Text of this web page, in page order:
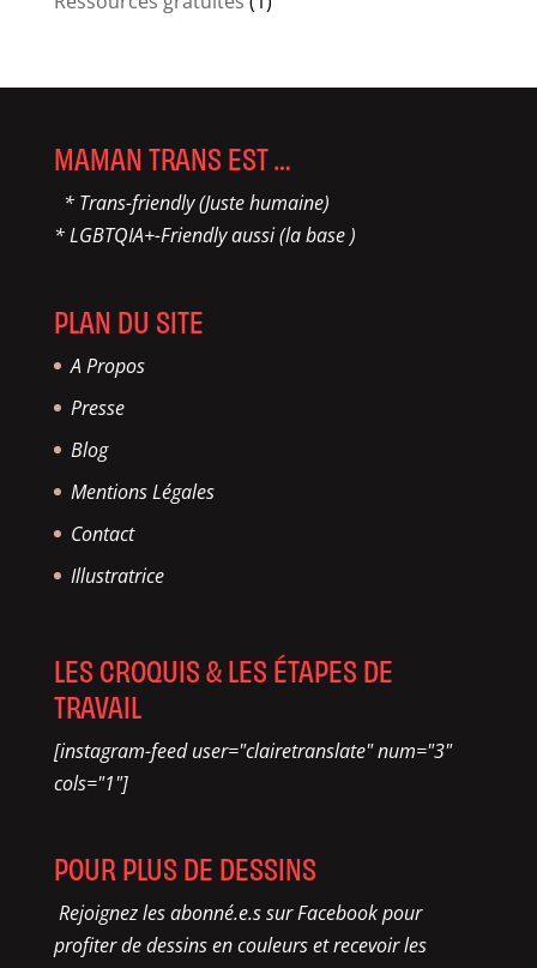
MAMAN TRANS EST …
* Trans-friendly (Juste humaine)
* LGBTQIA+-Friendly aussi (la base )
PLAN DU SITE
A Propos
Presse
Blog
Mentions Légales
Contact
Illustratrice
LES CROQUIS & LES ÉTAPES DE
TRAVAIL
[instagram-feed user="clairetranslate" num="3"
cols="1"]
POUR PLUS DE DESSINS
Rejoignez les abonné.e.s sur Facebook pour
profiter de dessins en couleurs et recevoir les